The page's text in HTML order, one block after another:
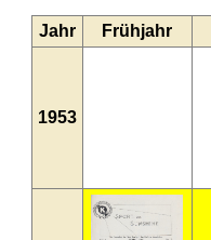
Jahr Frühjahr
1953